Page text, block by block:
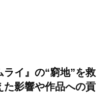
イ』の“窮地”を救
た影響や作品への貢